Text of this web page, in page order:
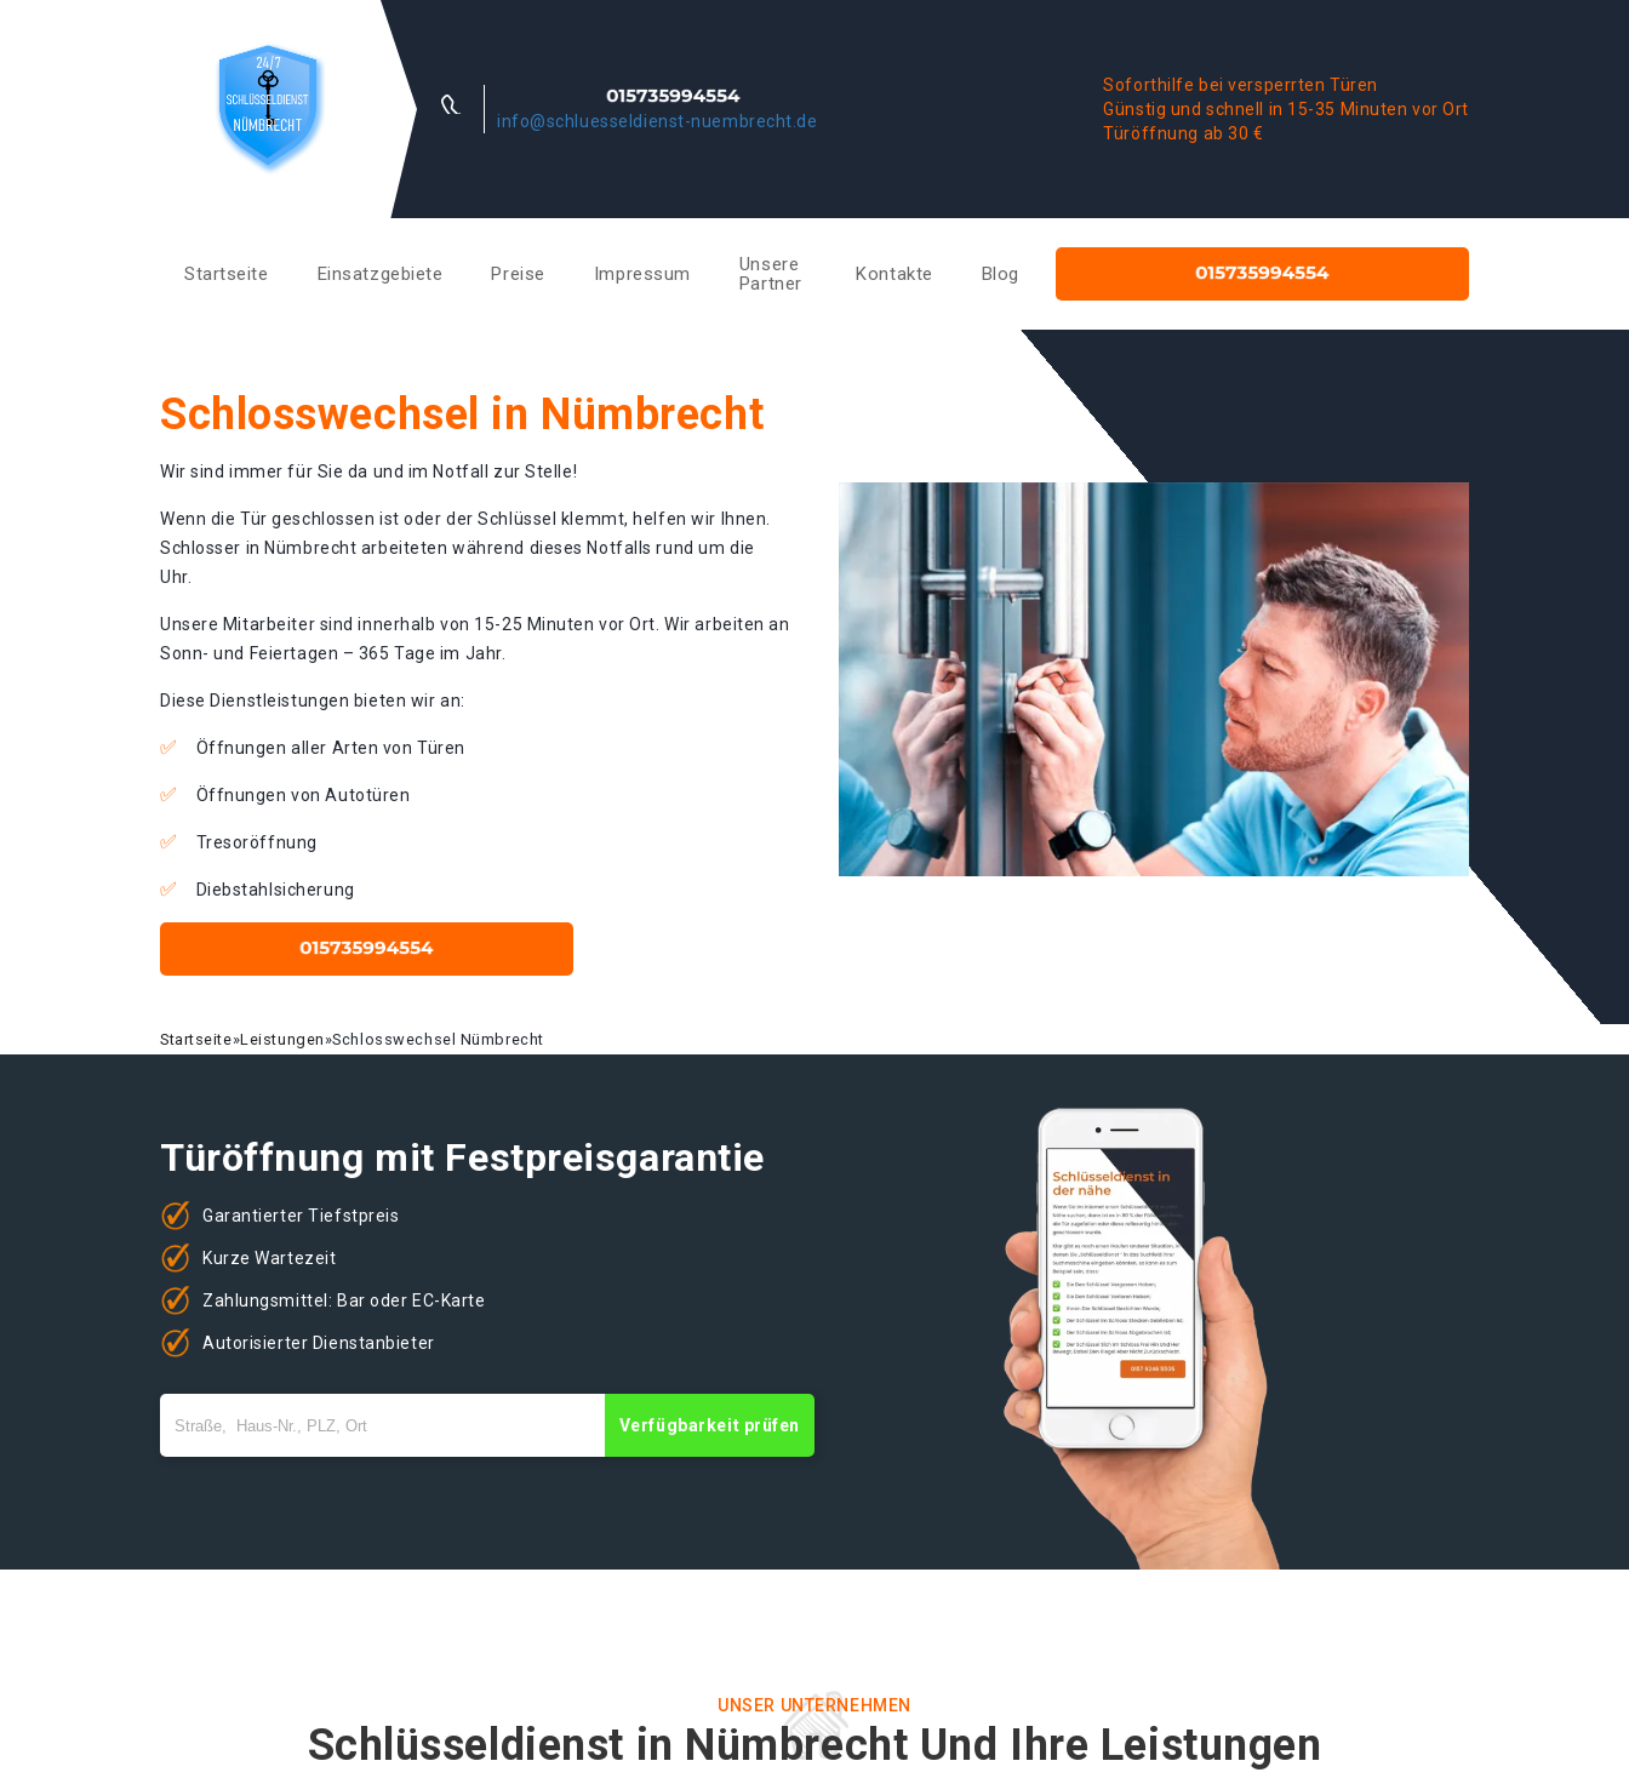
info@schluesseldienst-nuembrecht.de
Soforthilfe bei versperrten Türen
Günstig und schnell in 15-35 Minuten vor Ort
Türöffnung ab 30 €
Startseite Einsatzgebiete Preise Impressum
Unsere
Partner
Kontakte Blog
Schlosswechsel in Nümbrecht
Wir sind immer für Sie da und im Notfall zur Stelle!
Wenn die Tür geschlossen ist oder der Schlüssel klemmt, helfen wir Ihnen.
Schlosser in Nümbrecht arbeiteten während dieses Notfalls rund um die
Uhr.
Unsere Mitarbeiter sind innerhalb von 15-25 Minuten vor Ort. Wir arbeiten an
Sonn- und Feiertagen – 365 Tage im Jahr.
Diese Dienstleistungen bieten wir an:
Öffnungen aller Arten von Türen
Öffnungen von Autotüren
Tresoröffnung
Diebstahlsicherung
Startseite»Leistungen»Schlosswechsel Nümbrecht
Türöffnung mit Festpreisgarantie
Garantierter Tiefstpreis
Kurze Wartezeit
Zahlungsmittel: Bar oder EC-Karte
Autorisierter Dienstanbieter
Verfügbarkeit prüfen
UNSER UNTERNEHMEN
Schlüsseldienst in Nümbrecht Und Ihre Leistungen